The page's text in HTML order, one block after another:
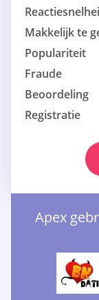
Makkelijk te
Populariteit
Fraude
Beoordeling
Registratie
Apex